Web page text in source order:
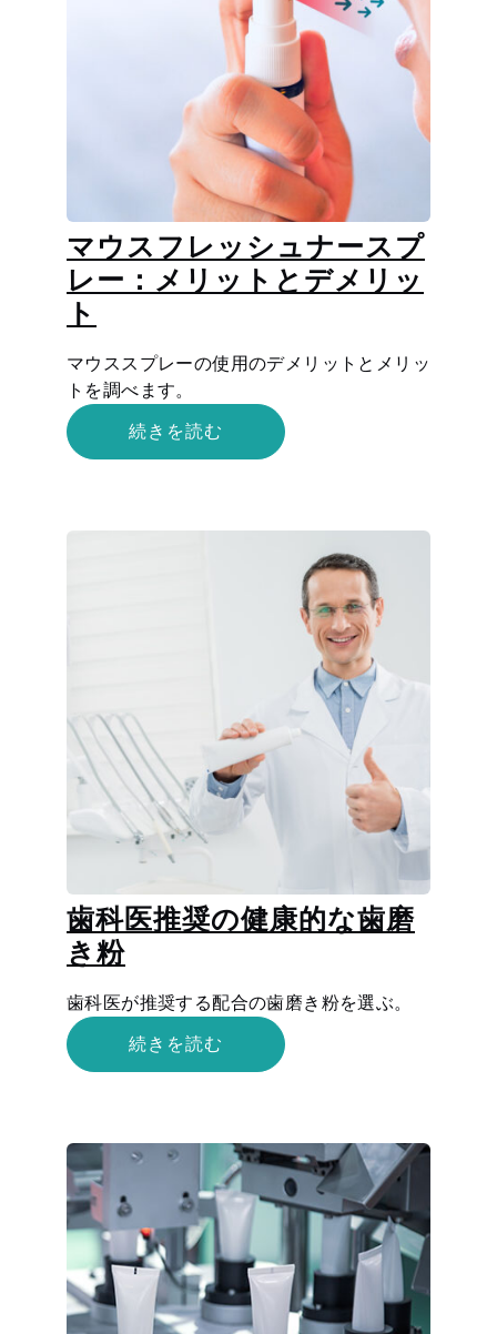
マウスフレッシュナースプ
レー：メリットとデメリッ
ト
マウススプレーの使用のデメリットとメリッ
トを調べます。
続きを読む
歯科医推奨の健康的な歯磨
き粉
歯科医が推奨する配合の歯磨き粉を選ぶ。
続きを読む